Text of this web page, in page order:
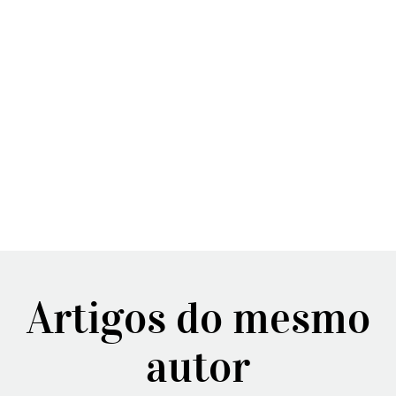
Artigos do mesmo
autor